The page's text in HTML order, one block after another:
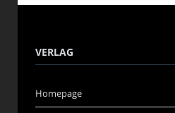
VERLAG
Homepage